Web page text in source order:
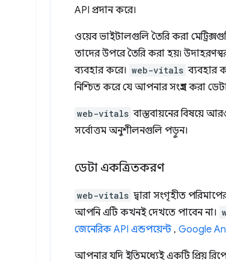
API প্রদান করে।
ওয়েব ভাইটালগুলি তৈরি করা
তাদের উপরে তৈরি করা হয়৷
ব্যবহার করে। web-vitals ব্যবহার
নিশ্চিত করে যে আপনার সংগ্রহ করা
web-vitals বাস্তবায়নের বিষয়ে
সর্বোত্তম অনুশীলনগুলি পড়ুন।
ডেটা একত্রিতকরণ
web-vitals দ্বারা সংগৃহীত
আপনি এটি কখনই দেখতে পাবেন না।
জেনেরিক API এন্ডপয়েন্ট, Google
আপনার যদি ইতিমধ্যেই একটি প্রিয়